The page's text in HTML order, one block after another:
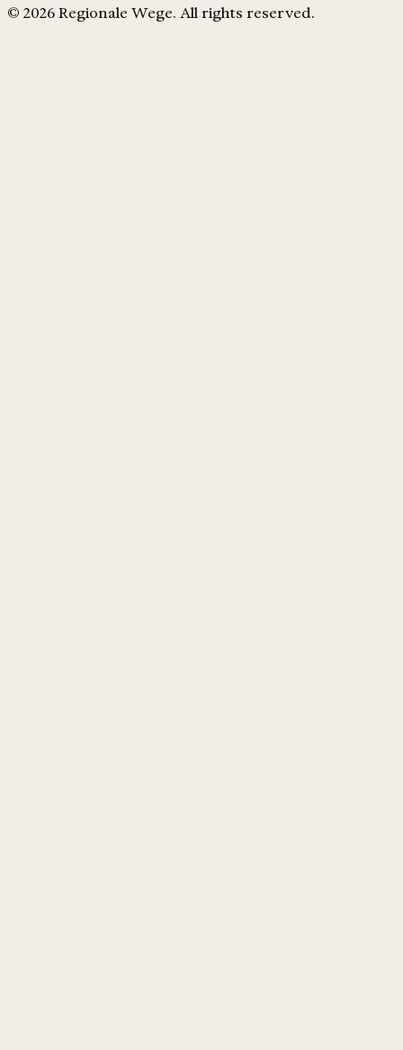
© 2026 Regionale Wege. All rights reserved.